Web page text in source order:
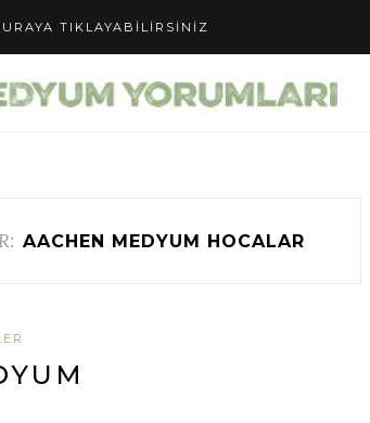
TIKLAYABILIRSINIZ
AACHEN MEDYUM HOCALAR